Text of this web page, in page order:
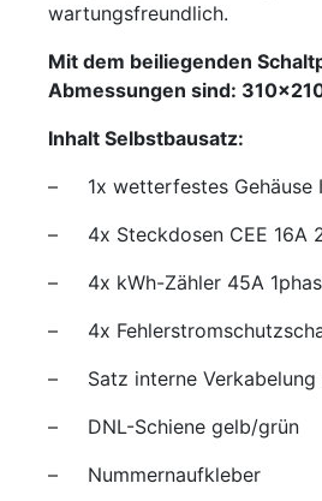
wartungsfreundlich.
Mit dem beiliegenden
Abmessungen sind:
Inhalt Selbstbausatz:
– 1x wetterfestes Gehäuse
– 4x Steckdosen CEE 16A
– 4x kWh-Zähler 45A
– 4x
– Satz interne Verkabelung
– DNL-Schiene gelb/grün
– Nummernaufkleber